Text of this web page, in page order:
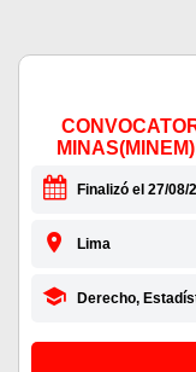
Finalizó el 27/08/
Lima
Derecho,